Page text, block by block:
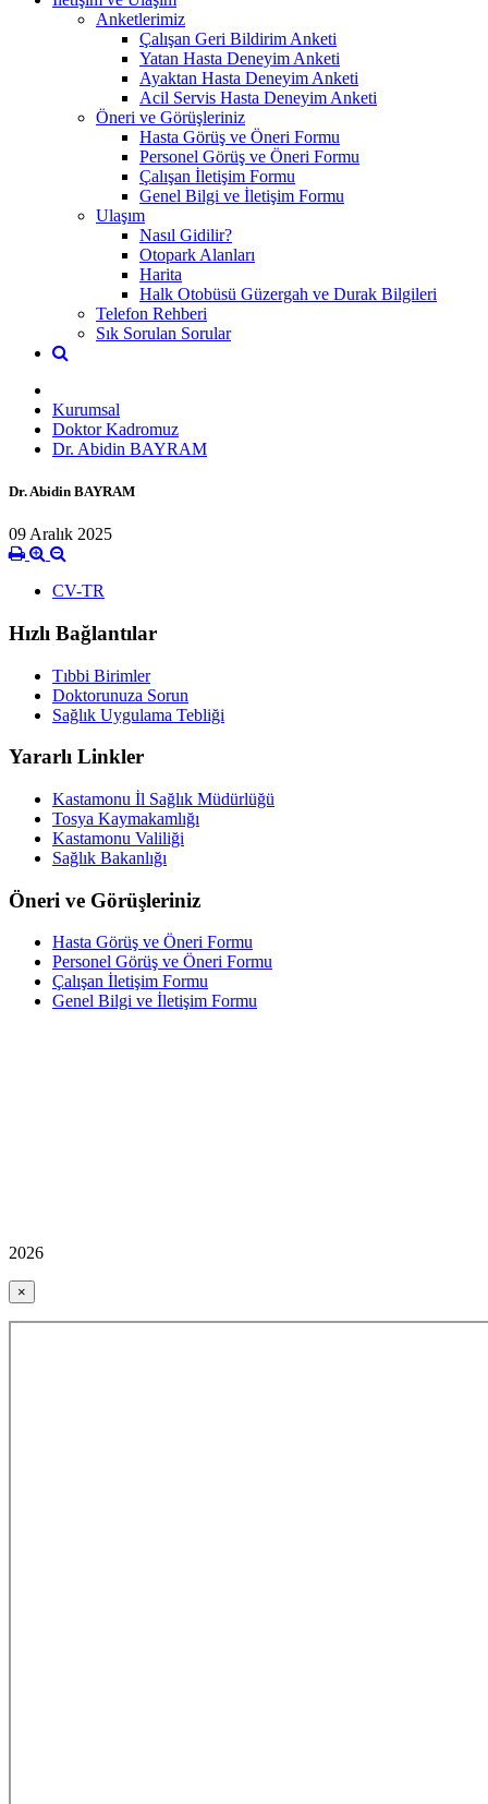
Anketlerimiz
Çalışan Geri Bildirim Anketi
Yatan Hasta Deneyim Anketi
Ayaktan Hasta Deneyim Anketi
Acil Servis Hasta Deneyim Anketi
Öneri ve Görüşleriniz
Hasta Görüş ve Öneri Formu
Personel Görüş ve Öneri Formu
Çalışan İletişim Formu
Genel Bilgi ve İletişim Formu
Ulaşım
Nasıl Gidilir?
Otopark Alanları
Harita
Halk Otobüsü Güzergah ve Durak Bilgileri
Telefon Rehberi
Sık Sorulan Sorular
Kurumsal
Doktor Kadromuz
Dr. Abidin BAYRAM
Dr. Abidin BAYRAM
09 Aralık 2025
CV-TR
Hızlı Bağlantılar
Tıbbi Birimler
Doktorunuza Sorun
Sağlık Uygulama Tebliği
Yararlı Linkler
Kastamonu İl Sağlık Müdürlüğü
Tosya Kaymakamlığı
Kastamonu Valiliği
Sağlık Bakanlığı
Öneri ve Görüşleriniz
Hasta Görüş ve Öneri Formu
Personel Görüş ve Öneri Formu
Çalışan İletişim Formu
Genel Bilgi ve İletişim Formu
2026
×